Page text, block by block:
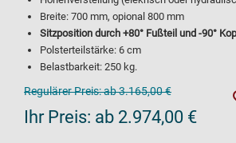
Breite: 700 mm, opional 800 mm
Sitzposition durch +80° Fußteil und -90°
Polsterteilstärke: 6 cm
Belastbarkeit: 250 kg.
Regulärer Preis:ab 3.165,00 €
Ihr Preis: ab 2.974,00 €